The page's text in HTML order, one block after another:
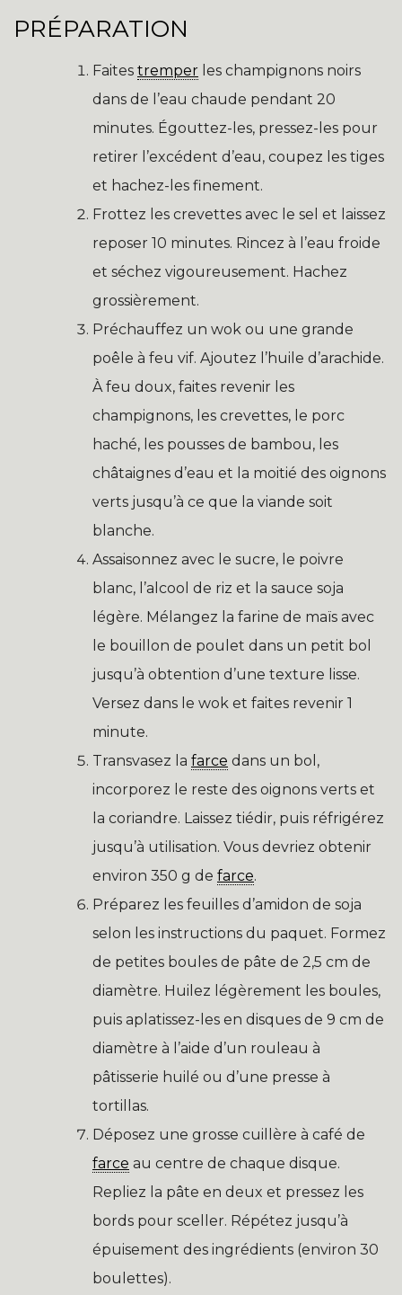
PRÉPARATION
Faites tremper les champignons noirs
dans de l’eau chaude pendant 20
minutes. Égouttez-les, pressez-les pour
retirer l’excédent d’eau, coupez les tiges
et hachez-les finement.
Frottez les crevettes avec le sel et laissez
reposer 10 minutes. Rincez à l’eau froide
et séchez vigoureusement. Hachez
grossièrement.
Préchauffez un wok ou une grande
poêle à feu vif. Ajoutez l’huile d’arachide.
À feu doux, faites revenir les
champignons, les crevettes, le porc
haché, les pousses de bambou, les
châtaignes d’eau et la moitié des oignons
verts jusqu’à ce que la viande soit
blanche.
Assaisonnez avec le sucre, le poivre
blanc, l’alcool de riz et la sauce soja
légère. Mélangez la farine de maïs avec
le bouillon de poulet dans un petit bol
jusqu’à obtention d’une texture lisse.
Versez dans le wok et faites revenir 1
minute.
Transvasez la farce dans un bol,
incorporez le reste des oignons verts et
la coriandre. Laissez tiédir, puis réfrigérez
jusqu’à utilisation. Vous devriez obtenir
environ 350 g de farce.
Préparez les feuilles d’amidon de soja
selon les instructions du paquet. Formez
de petites boules de pâte de 2,5 cm de
diamètre. Huilez légèrement les boules,
puis aplatissez-les en disques de 9 cm de
diamètre à l’aide d’un rouleau à
pâtisserie huilé ou d’une presse à
tortillas.
Déposez une grosse cuillère à café de
farce au centre de chaque disque.
Repliez la pâte en deux et pressez les
bords pour sceller. Répétez jusqu’à
épuisement des ingrédients (environ 30
boulettes).